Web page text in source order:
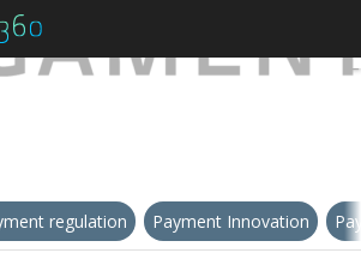
regulation Payment Innovation